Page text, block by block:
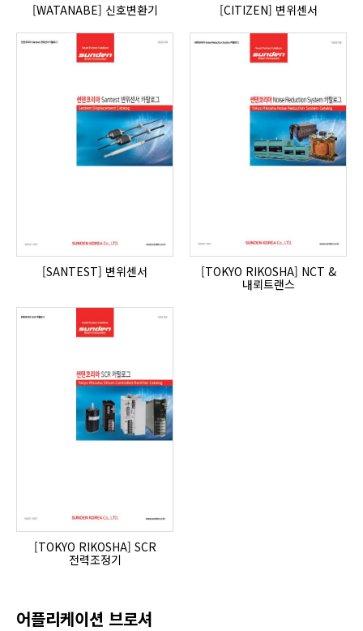
[WATANABE] 신호변환기 [CITIZEN] 변위센서
[SANTEST] 변위센서
[TOKYO RIKOSHA] NCT &
내뢰트랜스
[TOKYO RIKOSHA] SCR
전력조정기
어플리케이션 브로셔